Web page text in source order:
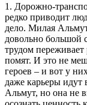
1. Дорожно-
редко приводит
дело. Милая
довольно большой
трудом переживает
помят. И это не
героев – и вот у
даже карьеры идут
Альмут, но она не